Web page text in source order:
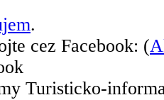
.
cez Facebook: (
Turisticko-